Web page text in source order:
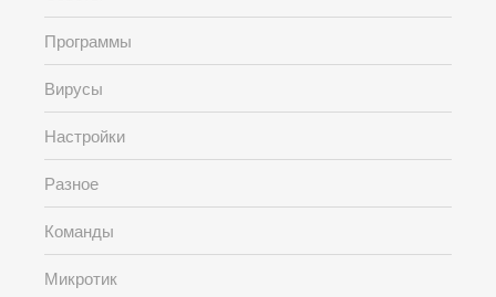
Программы
Вирусы
Настройки
Разное
Команды
Микротик